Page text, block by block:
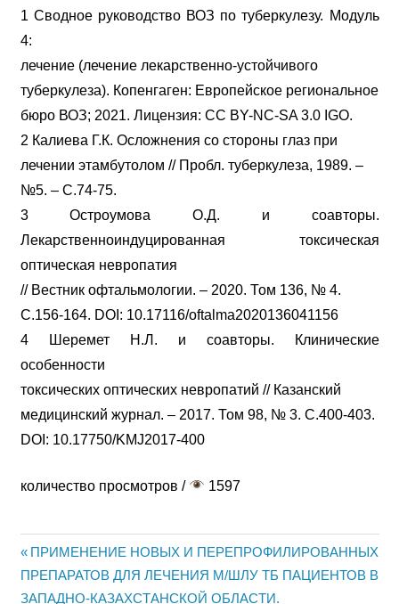
1 Сводное руководство ВОЗ по туберкулезу. Модуль
4:
лечение (лечение лекарственно-устойчивого
туберкулеза). Копенгаген: Европейское региональное
бюро ВОЗ; 2021. Лицензия: CC BY-NC-SA 3.0 IGO.
2 Калиева Г.К. Осложнения со стороны глаз при
лечении этамбутолом // Пробл. туберкулеза, 1989. –
№5. – С.74-75.
3 Остроумова О.Д. и соавторы.
Лекарственноиндуцированная токсическая
оптическая невропатия
// Вестник офтальмологии. – 2020. Том 136, № 4.
С.156-164. DOI: 10.17116/oftalma2020136041156
4 Шеремет Н.Л. и соавторы. Клинические
особенности
токсических оптических невропатий // Казанский
медицинский журнал. – 2017. Том 98, № 3. С.400-403.
DOI: 10.17750/KMJ2017-400
количество просмотров / 1597
Жазба
Previous
Post:
ПРИМЕНЕНИЕ НОВЫХ И ПЕРЕПРОФИЛИРОВАННЫХ
ПРЕПАРАТОВ ДЛЯ ЛЕЧЕНИЯ М/ШЛУ ТБ ПАЦИЕНТОВ В
ЗАПАДНО-КАЗАХСТАНСКОЙ ОБЛАСТИ.